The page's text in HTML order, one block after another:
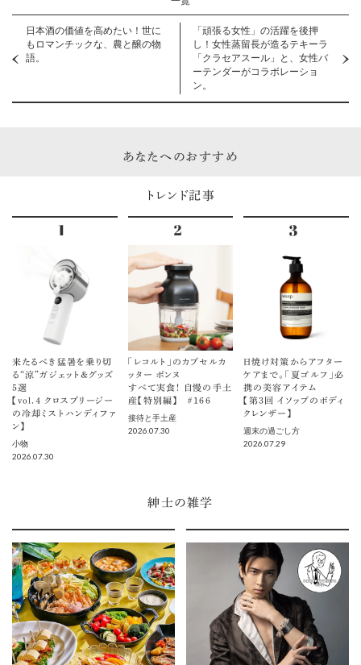
日本酒の価値を高めたい！世に
もロマンチックな、農と醸の物
語。
「頑張る女性」の活躍を後押
し！女性蒸留長が造るテキーラ
「クラセアスール」と、女性バ
ーテンダーがコラボレーショ
ン。
あなたへのおすすめ
トレンド記事
来たるべき猛暑を乗り切
る“涼”ガジェット＆グッズ
5選
【vol.４ クロスブリージー
の冷却ミストハンディファ
ン】
小物
2026.07.30
「レコルト」のカプセルカ
ッター ボンヌ
すべて実食！ 自慢の手土
産【特別編】 ＃166
接待と手土産
2026.07.30
日焼け対策からアフター
ケアまで。「夏ゴルフ」必
携の美容アイテム
【第3回 イソップのボディ
クレンザー】
週末の過ごし方
2026.07.29
紳士の雑学